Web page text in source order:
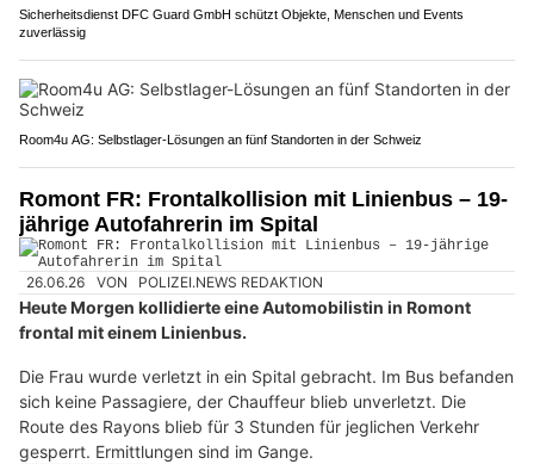
Sicherheitsdienst DFC Guard GmbH schützt Objekte, Menschen und Events
zuverlässig
Room4u AG: Selbstlager-Lösungen an fünf Standorten in der Schweiz
Romont FR: Frontalkollision mit Linienbus – 19-
jährige Autofahrerin im Spital
26.06.26 VON POLIZEI.NEWS REDAKTION
Heute Morgen kollidierte eine Automobilistin in Romont
frontal mit einem Linienbus.
Die Frau wurde verletzt in ein Spital gebracht. Im Bus befanden
sich keine Passagiere, der Chauffeur blieb unverletzt. Die
Route des Rayons blieb für 3 Stunden für jeglichen Verkehr
gesperrt. Ermittlungen sind im Gange.